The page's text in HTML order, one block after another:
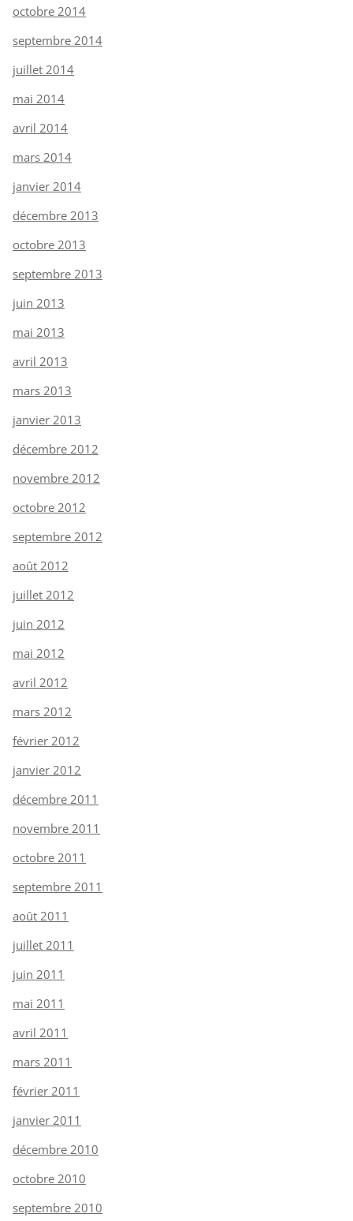
octobre 2014
septembre 2014
juillet 2014
mai 2014
avril 2014
mars 2014
janvier 2014
décembre 2013
octobre 2013
septembre 2013
juin 2013
mai 2013
avril 2013
mars 2013
janvier 2013
décembre 2012
novembre 2012
octobre 2012
septembre 2012
août 2012
juillet 2012
juin 2012
mai 2012
avril 2012
mars 2012
février 2012
janvier 2012
décembre 2011
novembre 2011
octobre 2011
septembre 2011
août 2011
juillet 2011
juin 2011
mai 2011
avril 2011
mars 2011
février 2011
janvier 2011
décembre 2010
octobre 2010
septembre 2010